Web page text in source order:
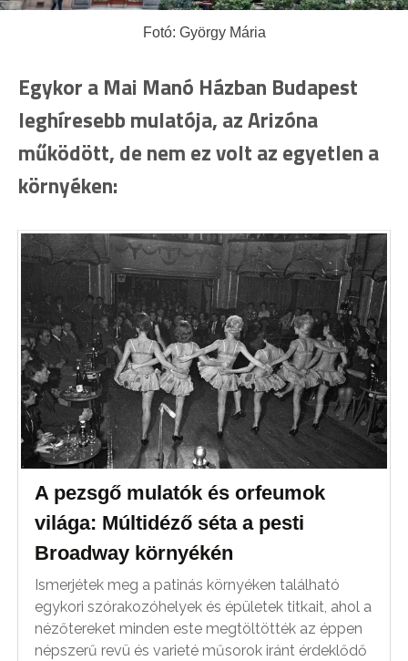
Fotó: György Mária
Egykor a Mai Manó Házban Budapest
leghíresebb mulatója, az Arizóna
működött, de nem ez volt az egyetlen a
környéken:
A pezsgő mulatók és orfeumok
világa: Múltidéző séta a pesti
Broadway környékén
Ismerjétek meg a patinás környéken található
egykori szórakozóhelyek és épületek titkait, ahol a
nézőtereket minden este megtöltötték az éppen
népszerű revü és varieté műsorok iránt érdeklődő